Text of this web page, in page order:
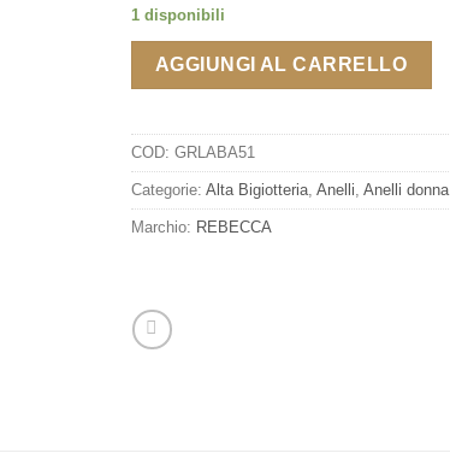
1 disponibili
AGGIUNGI AL CARRELLO
COD: GRLABA51
Categorie: Alta Bigiotteria, Anelli Anelli donna
Marchio: REBECCA